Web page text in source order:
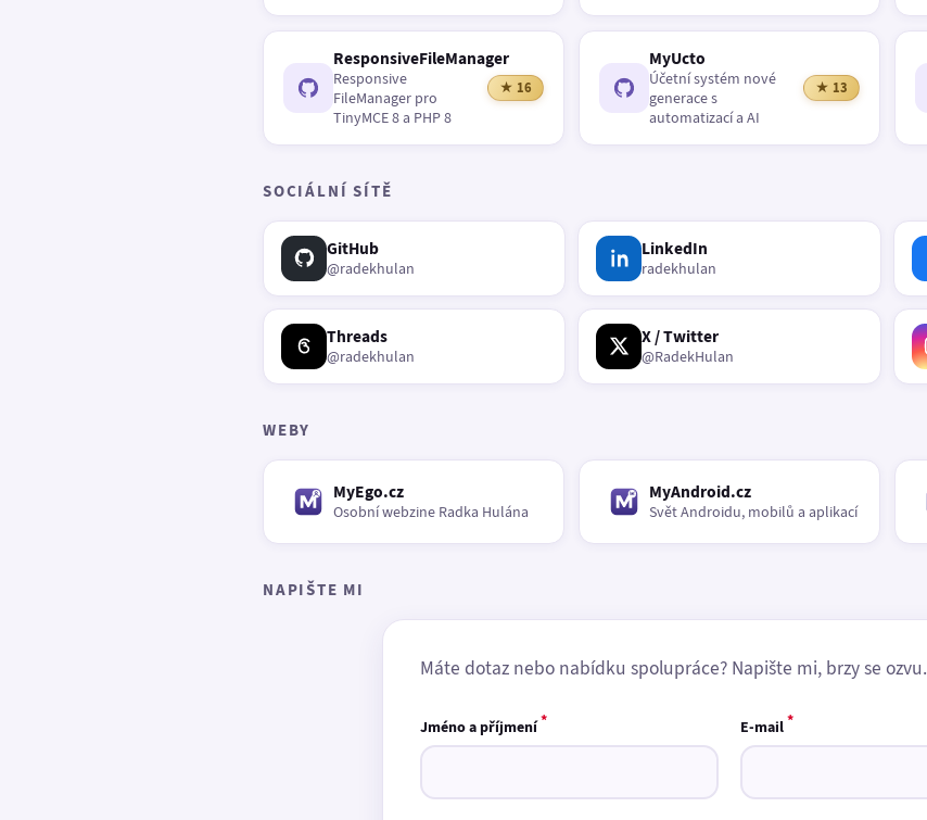
ResponsiveFileManager
Responsive
FileManager pro
TinyMCE 8 a PHP 8
★ 16
MyUcto
Účetní systém nové
generace s
automatizací a AI
★ 13
SOCIÁLNÍ SÍTĚ
GitHub
@radekhulan
LinkedIn
radekhulan
Threads
@radekhulan
X / Twitter
@RadekHulan
WEBY
MyEgo.cz
Osobní webzine Radka Hulána
MyAndroid.cz
Svět Androidu, mobilů a aplikací
NAPIŠTE MI
Máte dotaz nebo nabídku spolupráce? Napište mi, brzy se ozvu.
Jméno a příjmení* E-mail*